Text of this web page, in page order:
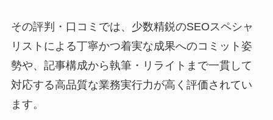
その評判・口コミでは、少数精鋭のSEOスペシャ
リストによる丁寧かつ着実な成果へのコミット姿
勢や、記事構成から執筆・リライトまで一貫して
対応する高品質な業務実行力が高く評価されてい
ます。